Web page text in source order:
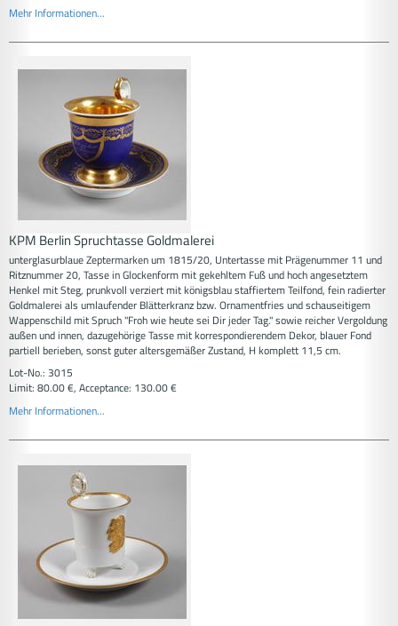
Mehr Informationen...
KPM Berlin Spruchtasse Goldmalerei
unterglasurblaue Zeptermarken um 1815/20, Untertasse mit Prägenummer 11 und
Ritznummer 20, Tasse in Glockenform mit gekehltem Fuß und hoch angesetztem
Henkel mit Steg, prunkvoll verziert mit königsblau staffiertem Teilfond, fein radierter
Goldmalerei als umlaufender Blätterkranz bzw. Ornamentfries und schauseitigem
Wappenschild mit Spruch "Froh wie heute sei Dir jeder Tag." sowie reicher Vergoldung
außen und innen, dazugehörige Tasse mit korrespondierendem Dekor, blauer Fond
partiell berieben, sonst guter altersgemäßer Zustand, H komplett 11,5 cm.
Lot-No.: 3015
Limit: 80.00 €, Acceptance: 130.00 €
Mehr Informationen...